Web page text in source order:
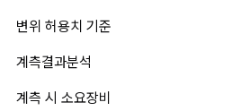
변위 허용치 기준
계측결과분석
계측 시 소요장비